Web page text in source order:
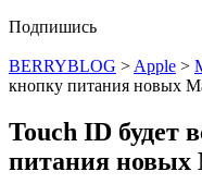
Подпишись
BERRYBLOG > Apple >
кнопку питания новых
Touch ID будет
питания новых